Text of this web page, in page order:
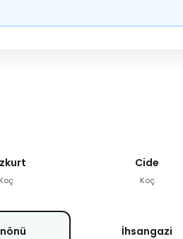
Koç
Cide
Koç
İhsangazi